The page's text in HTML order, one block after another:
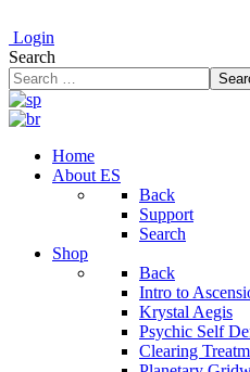
Login
Search
Home
About ES
Back
Support
Search
Shop
Back
Intro to
Krystal Aegis
Psychic Self
Clearing